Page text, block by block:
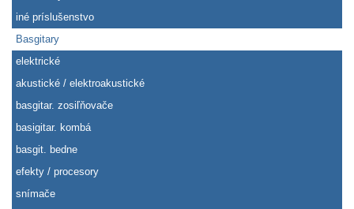
iné príslušenstvo
Basgitary
elektrické
akustické / elektroakustické
basgitar. zosiľňovače
basigitar. kombá
basgit. bedne
efekty / procesory
snímače